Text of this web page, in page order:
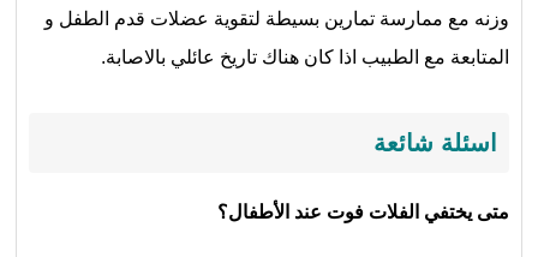
وزنه مع ممارسة تمارين بسيطة لتقوية عضلات قدم الطفل و
المتابعة مع الطبيب اذا كان هناك تاريخ عائلي بالاصابة.
اسئلة شائعة
متى يختفي الفلات فوت عند الأطفال؟